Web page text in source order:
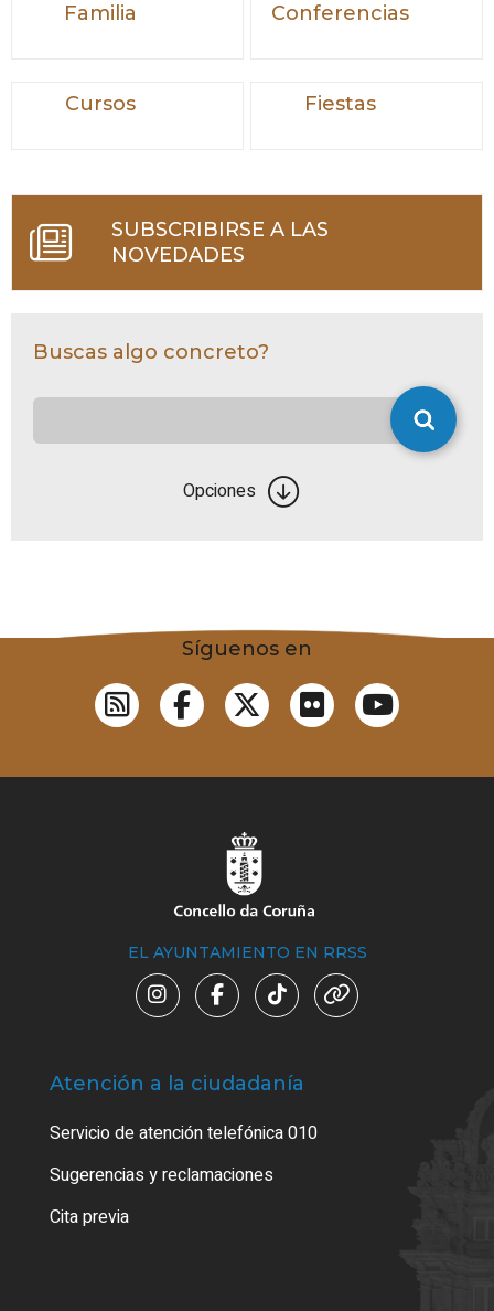
Familia Conferencias
Cursos Fiestas
SUBSCRIBIRSE A LAS
NOVEDADES
Buscas algo concreto?
Opciones
Síguenos en
EL AYUNTAMIENTO EN RRSS
Atención a la ciudadanía
Servicio de atención telefónica 010
Sugerencias y reclamaciones
Cita previa